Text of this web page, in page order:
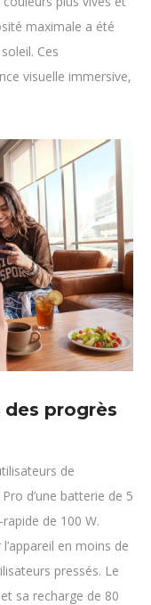
maximale a été
Ces
visuelle immersive,
progrès
de
d’une batterie de 5
de 100 W.
en moins de
pressés. Le
sa recharge de 80